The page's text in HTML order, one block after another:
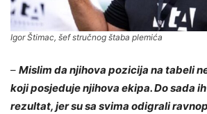
Igor Štimac, šef stručnog štaba plemića
– Mislim da njihova pozicija na tabeli
koji posjeduje njihova ekipa. Do sada
rezultat, jer su sa svima odigrali